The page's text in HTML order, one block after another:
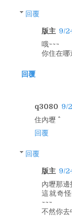
回覆
版主 9/
哦~~~
你住在哪
回覆
q3080 9/
住內壢 ^^
回覆
回覆
版主 9/
內壢那
這就奇
~~~
不然你去